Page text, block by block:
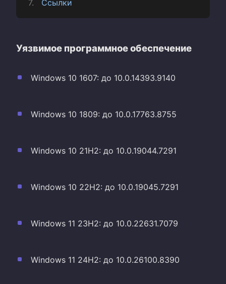
Ссылки
Уязвимое программное обеспечение
Windows 10 1607: до 10.0.14393.9140
Windows 10 1809: до 10.0.17763.8755
Windows 10 21H2: до 10.0.19044.7291
Windows 10 22H2: до 10.0.19045.7291
Windows 11 23H2: до 10.0.22631.7079
Windows 11 24H2: до 10.0.26100.8390